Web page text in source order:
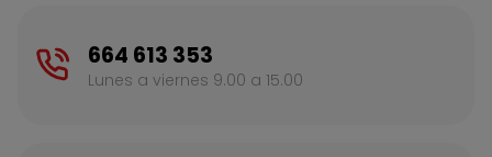
664 613 353
Lunes a viernes 9.00 a 15.00